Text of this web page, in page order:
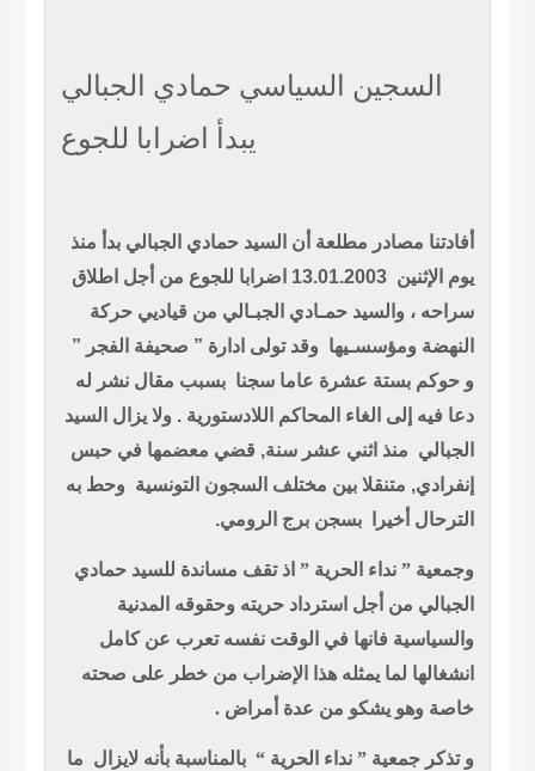
السجين السياسي حمادي الجبالي
يبدأ اضرابا للجوع
أفادتنا مصادر مطلعة أن السيد حمادي الجبالي بدأ منذ
يوم الإثنين
13.01.2003 اضرابا للجوع من أجل اطلاق
سراحه ، والسيد حمـادي الجبـالي من قياديي حركة
النهضة ومؤسسـيها وقد تولى ادارة ” صحيفة الفجر ”
و حوكم بستة عشرة عاما سجنا بسبب مقال نشر له
دعا فيه إلى الغاء المحاكم اللادستورية . ولا يزال السيد
الجبالي منذ اثني عشر سنة, قضي معضمها في حبس
إنفرادي, متنقلا بين مختلف السجون التونسية وحط به
الترحال أخيرا
بسجن برج الرومي.
وجمعية ” نداء الحرية ” اذ تقف مساندة للسيد حمادي
الجبالي من أجل استرداد حريته وحقوقه المدنية
والسياسية فانها في الوقت نفسه تعرب عن كامل
انشغالها لما يمثله هذا الإضراب من خطر على صحته
خاصة وهو يشكو من عدة أمراض .
و تذكر جمعية ” نداء الحرية “ بالمناسبة بأنه لايزال ما